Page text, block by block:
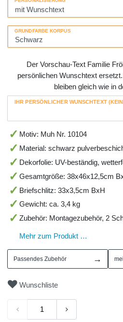
GRUNDFARBE KORPUS
Der Vorschau-Text Familie
persönlichen Wunschtext
bleiben gleich wie in
IHR PERSÖNLICHER WUNSCHTEXT
Motiv: Muh Nr. 10104
Material: schwarz
Dekorfolie: UV-beständig,
Gesamtgröße: 38x46x12,5cm
Briefschlitz: 33x3,5cm BxH
Gewicht: ca. 3,4 kg
Zubehör: Montagezubehör, 2
Mehr zum Produkt …
Passendes Zubehör →
Wunschliste